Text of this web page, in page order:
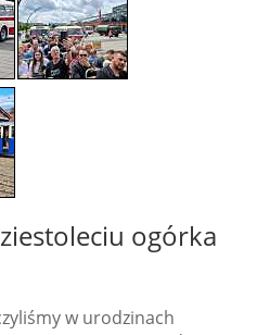
ogórka
w urodzinach